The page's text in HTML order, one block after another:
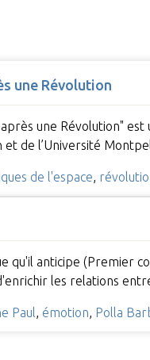
une Révolution
une Révolution"
de l’Université
de l'espace
qu'il anticipe (Premier
les relations
Paul, émotion, Polla